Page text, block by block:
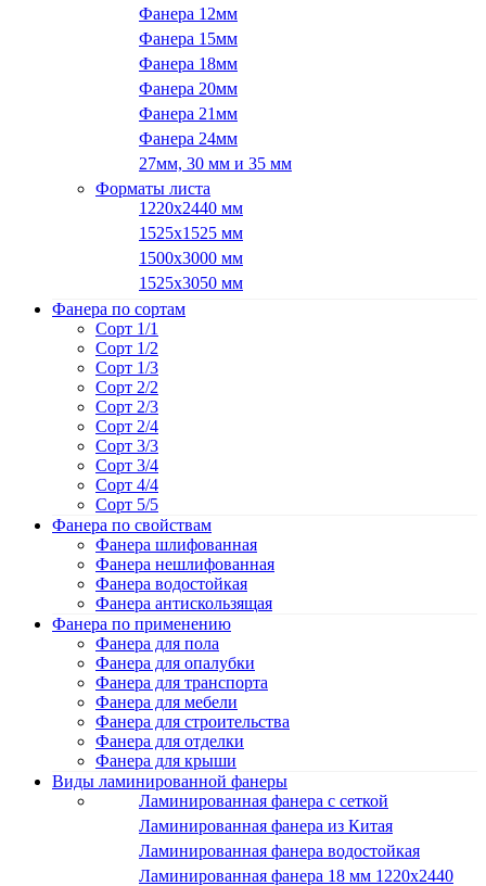
Фанера 12мм
Фанера 15мм
Фанера 18мм
Фанера 20мм
Фанера 21мм
Фанера 24мм
27мм, 30 мм и 35 мм
Форматы листа
1220х2440 мм
1525х1525 мм
1500х3000 мм
1525х3050 мм
Фанера по сортам
Сорт 1/1
Сорт 1/2
Сорт 1/3
Сорт 2/2
Сорт 2/3
Сорт 2/4
Сорт 3/3
Сорт 3/4
Сорт 4/4
Сорт 5/5
Фанера по свойствам
Фанера шлифованная
Фанера нешлифованная
Фанера водостойкая
Фанера антискользящая
Фанера по применению
Фанера для пола
Фанера для опалубки
Фанера для транспорта
Фанера для мебели
Фанера для строительства
Фанера для отделки
Фанера для крыши
Виды ламинированной фанеры
Ламинированная фанера с сеткой
Ламинированная фанера из Китая
Ламинированная фанера водостойкая
Ламинированная фанера 18 мм 1220x2440